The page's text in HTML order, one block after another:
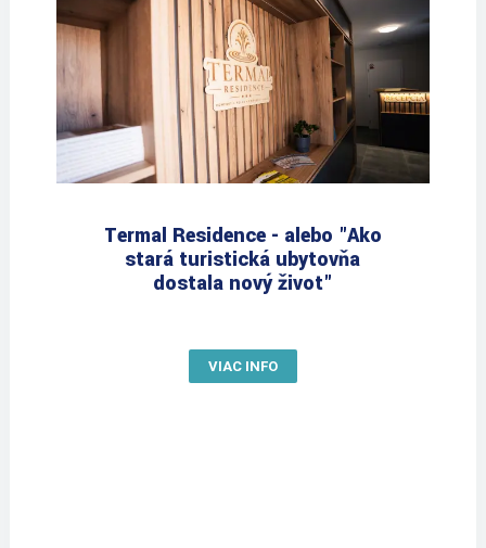
Termal Residence - alebo "Ako
stará turistická ubytovňa
dostala nový život"
VIAC INFO